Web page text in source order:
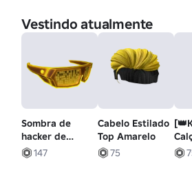
Vestindo atualmente
Sombra de
hacker de
código binário
dourado
147
Cabelo Estilado
Top Amarelo
75